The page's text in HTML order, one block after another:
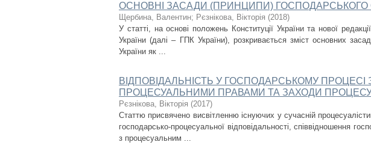
ОСНОВНІ ЗАСАДИ (ПРИНЦИПИ) ГОСПОДАРСЬКОГО
Щербина, Валентин; Рєзнікова, Вікторія (2018)
У статті, на основі положень Конституції України та нової
України (далі – ГПК України), розкривається зміст основних
України як ...
ВІДПОВІДАЛЬНІСТЬ У ГОСПОДАРСЬКОМУ
ПРОЦЕСУАЛЬНИМИ ПРАВАМИ ТА ЗАХОДИ
Рєзнікова, Вікторія (2017)
Статтю присвячено висвітленню існуючих у сучасній
господарсько-процесуальної відповідальності, співвідношення
з процесуальним ...